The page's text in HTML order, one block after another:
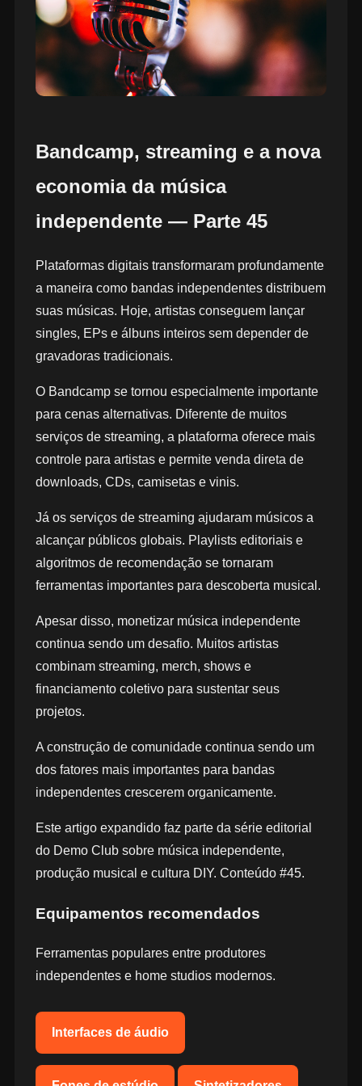
Bandcamp, streaming e a nova
economia da música
independente — Parte 45
Plataformas digitais transformaram profundamente
a maneira como bandas independentes distribuem
suas músicas. Hoje, artistas conseguem lançar
singles, EPs e álbuns inteiros sem depender de
gravadoras tradicionais.
O Bandcamp se tornou especialmente importante
para cenas alternativas. Diferente de muitos
serviços de streaming, a plataforma oferece mais
controle para artistas e permite venda direta de
downloads, CDs, camisetas e vinis.
Já os serviços de streaming ajudaram músicos a
alcançar públicos globais. Playlists editoriais e
algoritmos de recomendação se tornaram
ferramentas importantes para descoberta musical.
Apesar disso, monetizar música independente
continua sendo um desafio. Muitos artistas
combinam streaming, merch, shows e
financiamento coletivo para sustentar seus
projetos.
A construção de comunidade continua sendo um
dos fatores mais importantes para bandas
independentes crescerem organicamente.
Este artigo expandido faz parte da série editorial
do Demo Club sobre música independente,
produção musical e cultura DIY. Conteúdo #45.
Equipamentos recomendados
Ferramentas populares entre produtores
independentes e home studios modernos.
Interfaces de áudio